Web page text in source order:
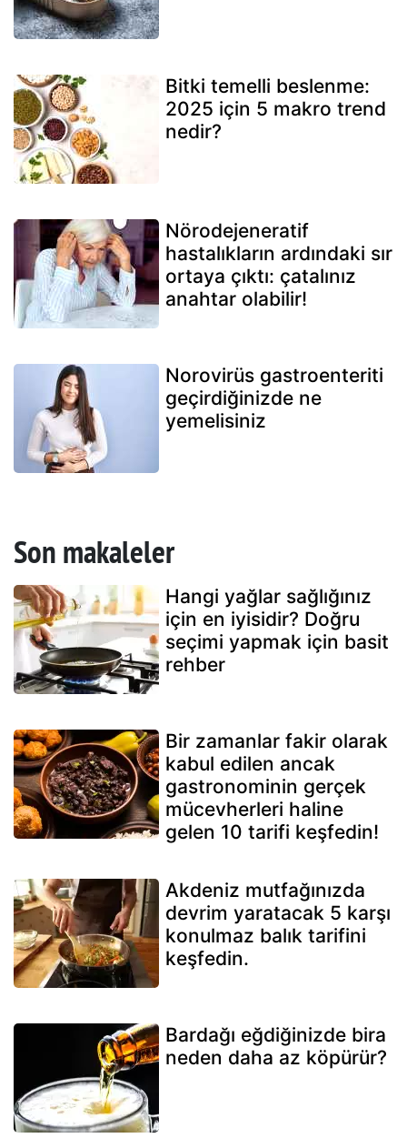
Bitki temelli beslenme:
2025 için 5 makro trend
nedir?
Nörodejeneratif
hastalıkların ardındaki sır
ortaya çıktı: çatalınız
anahtar olabilir!
Norovirüs gastroenteriti
geçirdiğinizde ne
yemelisiniz
Son makaleler
Hangi yağlar sağlığınız
için en iyisidir? Doğru
seçimi yapmak için basit
rehber
Bir zamanlar fakir olarak
kabul edilen ancak
gastronominin gerçek
mücevherleri haline
gelen 10 tarifi keşfedin!
Akdeniz mutfağınızda
devrim yaratacak 5 karşı
konulmaz balık tarifini
keşfedin.
Bardağı eğdiğinizde bira
neden daha az köpürür?